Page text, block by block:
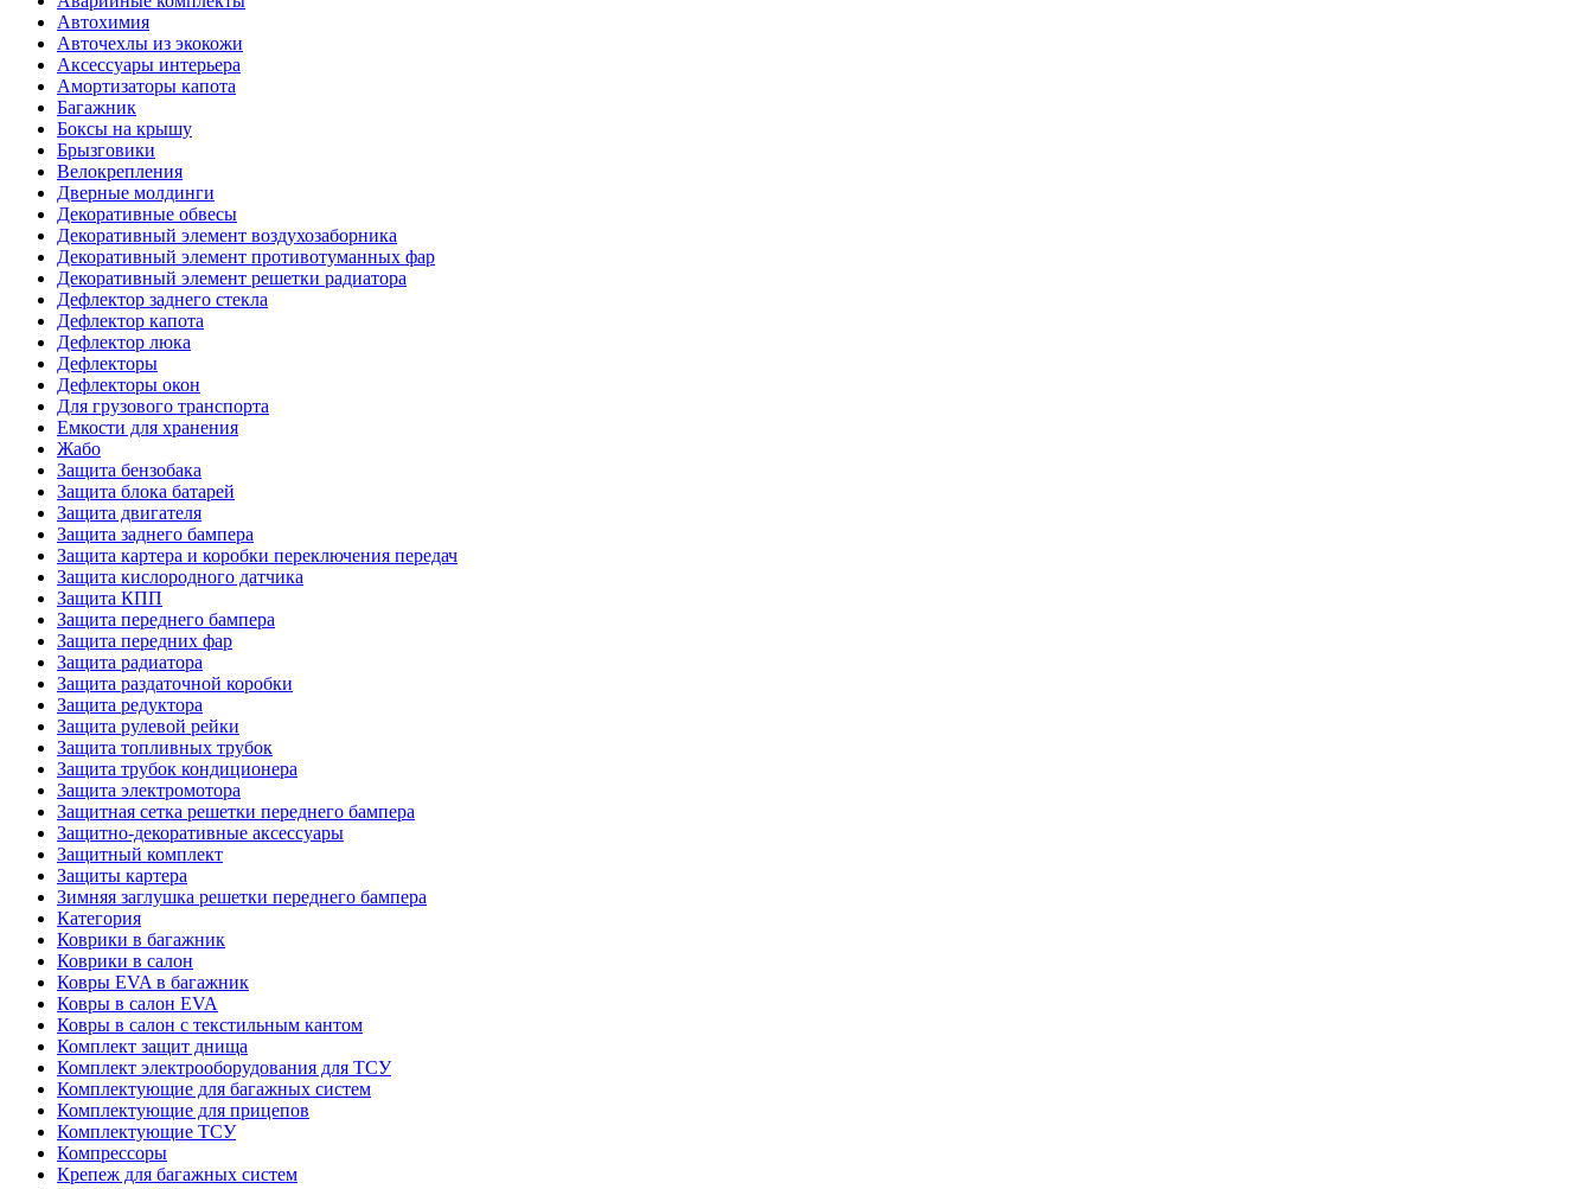
Автохимия
Авточехлы из экокожи
Аксессуары интерьера
Амортизаторы капота
Багажник
Боксы на крышу
Брызговики
Велокрепления
Дверные молдинги
Декоративные обвесы
Декоративный элемент воздухозаборника
Декоративный элемент противотуманных фар
Декоративный элемент решетки радиатора
Дефлектор заднего стекла
Дефлектор капота
Дефлектор люка
Дефлекторы
Дефлекторы окон
Для грузового транспорта
Емкости для хранения
Жабо
Защита бензобака
Защита блока батарей
Защита двигателя
Защита заднего бампера
Защита картера и коробки переключения передач
Защита кислородного датчика
Защита КПП
Защита переднего бампера
Защита передних фар
Защита радиатора
Защита раздаточной коробки
Защита редуктора
Защита рулевой рейки
Защита топливных трубок
Защита трубок кондиционера
Защита электромотора
Защитная сетка решетки переднего бампера
Защитно-декоративные аксессуары
Защитный комплект
Защиты картера
Зимняя заглушка решетки переднего бампера
Категория
Коврики в багажник
Коврики в салон
Ковры EVA в багажник
Ковры в салон EVA
Ковры в салон с текстильным кантом
Комплект защит днища
Комплект электрооборудования для ТСУ
Комплектующие для багажных систем
Комплектующие для прицепов
Комплектующие ТСУ
Компрессоры
Крепеж для багажных систем